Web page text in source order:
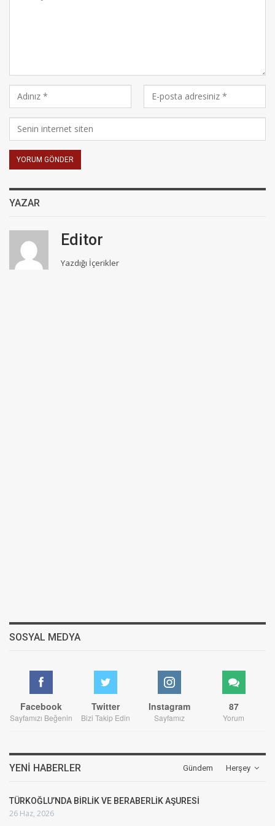
YAZAR
Editor
Yazdığı İçerikler
SOSYAL MEDYA
Facebook
Sayfamızı Beğenin
Twitter
Bizi Takip Edin
Instagram
Sayfamız
87
Yorum
Herşey
YENI HABERLER Gündem
TÜRKOĞLU’NDA BİRLİK VE BERABERLİK AŞURESİ
26 Haz, 2026